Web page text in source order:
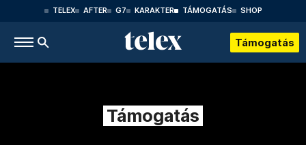
TELEX AFTER G7 KARAKTER TÁMOGATÁS SHOP
Támogatás
Támogatás